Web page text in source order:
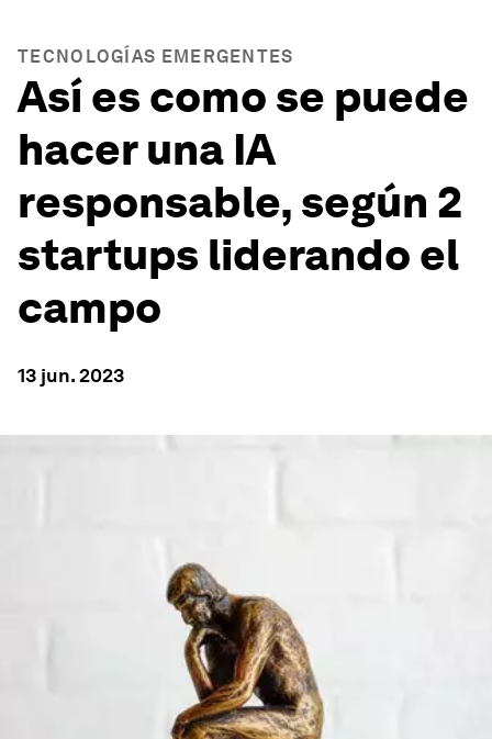
TECNOLOGÍAS EMERGENTES
Así es como se puede
hacer una IA
responsable, según 2
startups liderando el
campo
13 jun. 2023